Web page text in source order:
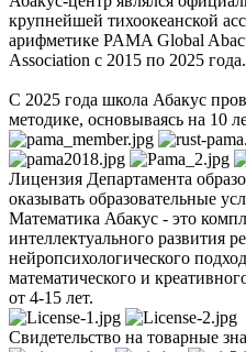
крупнейшей тихоокеанской
арифметике PAMA Global
Association с 2015 по 2025 года.
С 2025 года школа Абакус
методике, основываясь на 10
Лицензия Департамента
оказывать образовательные
Математика Абакус - это
интеллектуального развития
нейропсихологического
математического и
от 4-15 лет.
Свидетельство на товарные